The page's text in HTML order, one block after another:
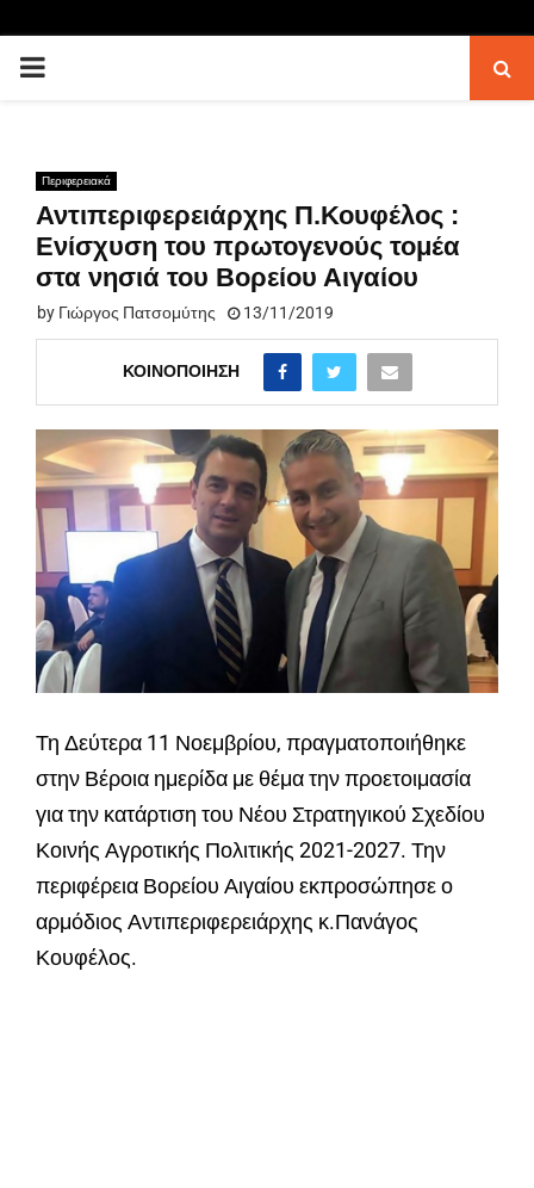
PRIMARY
Περιφερειακά
Αντιπεριφερειάρχης Π.Κουφέλος :
Ενίσχυση του πρωτογενούς τομέα
στα νησιά του Βορείου Αιγαίου
by Γιώργος Πατσομύτης 13/11/2019
ΚΟΙΝΟΠΟΊΗΣΗ
Τη Δεύτερα 11 Νοεμβρίου, πραγματοποιήθηκε
στην Βέροια ημερίδα με θέμα την προετοιμασία
για την κατάρτιση του Νέου Στρατηγικού Σχεδίου
Κοινής Αγροτικής Πολιτικής 2021-2027. Την
περιφέρεια Βορείου Αιγαίου εκπροσώπησε ο
αρμόδιος Αντιπεριφερειάρχης κ.Πανάγος
Κουφέλος.